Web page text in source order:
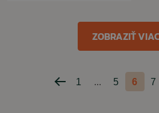
Predchádzajúca
1 ... 5 6 7
ZOBRAZIŤ